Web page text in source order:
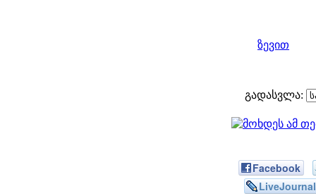
ზევით
გადასვლა:
Facebook
LiveJournal